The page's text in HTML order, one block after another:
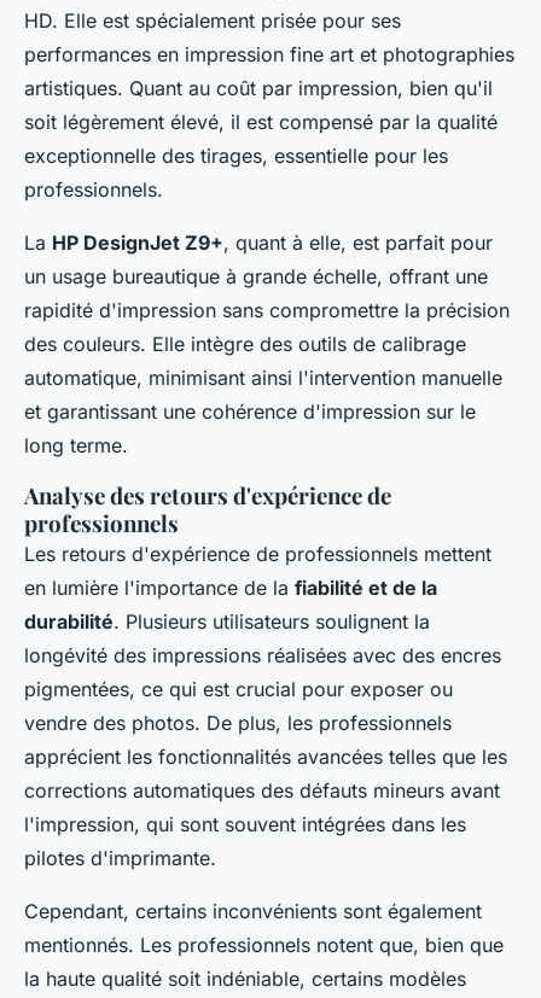
HD. Elle est spécialement prisée pour ses
performances en impression fine art et photographies
artistiques. Quant au coût par impression, bien qu'il
soit légèrement élevé, il est compensé par la qualité
exceptionnelle des tirages, essentielle pour les
professionnels.
La HP DesignJet Z9+, quant à elle, est parfait pour
un usage bureautique à grande échelle, offrant une
rapidité d'impression sans compromettre la précision
des couleurs. Elle intègre des outils de calibrage
automatique, minimisant ainsi l'intervention manuelle
et garantissant une cohérence d'impression sur le
long terme.
Analyse des retours d'expérience de
professionnels
Les retours d'expérience de professionnels mettent
en lumière l'importance de la fiabilité et de la
durabilité. Plusieurs utilisateurs soulignent la
longévité des impressions réalisées avec des encres
pigmentées, ce qui est crucial pour exposer ou
vendre des photos. De plus, les professionnels
apprécient les fonctionnalités avancées telles que les
corrections automatiques des défauts mineurs avant
l'impression, qui sont souvent intégrées dans les
pilotes d'imprimante.
Cependant, certains inconvénients sont également
mentionnés. Les professionnels notent que, bien que
la haute qualité soit indéniable, certains modèles